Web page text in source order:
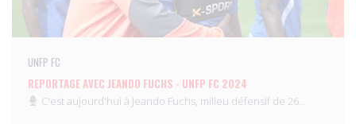
UNFP FC
REPORTAGE AVEC JEANDO FUCHS - UNFP FC 2024
C'est aujourd'hui à Jeando Fuchs, milieu défensif de 26…